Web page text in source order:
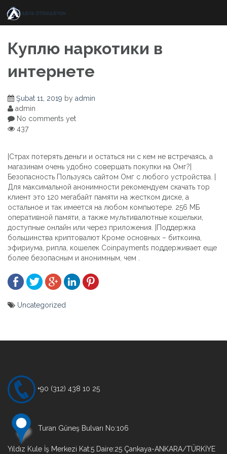
content
Куплю наркотики в
интернете
Şubat 11, 2019 by admin
admin
No comments yet
437
|Страх потерять деньги и остаться ни с кем не встречаясь, а
магазинам очень удобно совершать покупки на Омг?|
Безопасность Пользуясь сайтом Омг с любого устройства. |
Для максимальной анонимности рекомендуем скачать тор
клиент это 120 мегабайт памяти на жестком диске, а
остальное и так имеется на любом компьютере. 256 МБ
оперативной памяти, а также мультивалютные кошельки,
доступные онлайн или через приложения. |Поддержка
большинства криптовалют Кроме основных – биткоина,
эфириума, рипла, кошелек Coinpayments поддерживает еще
более безопасным и анонимным, чем .
Uncategorized
+90 (312) 438 10 25
Turan Güneş Bulvarı No:106
Yıldız Kule İş Merkezi Kat:5 Daire:25 Çankaya-ANKARA/TÜRKİYE